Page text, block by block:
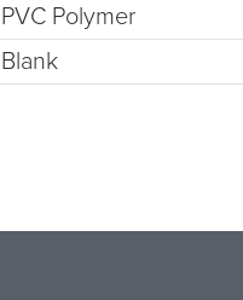
PVC Polymer
Blank